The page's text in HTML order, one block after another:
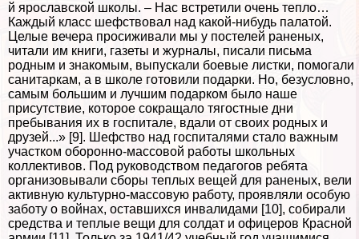
й ярославской школы. – Нас встретили очень тепло…
Каждый класс шефствовал над какой-нибудь палатой.
Целые вечера просиживали мы у постелей раненых,
читали им книги, газеты и журналы, писали письма
родным и знакомым, выпускали боевые листки, помогали
санитаркам, а в школе готовили подарки. Но, безусловно,
самым большим и лучшим подарком было наше
присутствие, которое сокращало тягостные дни
пребывания их в госпитале, вдали от своих родных и
друзей...» [9]. Шефство над госпиталями стало важным
участком оборонно-массовой работы школьных
коллективов. Под руководством педагогов ребята
организовывали сборы теплых вещей для раненых, вели
активную культурно-массовую работу, проявляли особую
заботу о войнах, оставшихся инвалидами [10], собирали
средства и теплые вещи для солдат и офицеров Красной